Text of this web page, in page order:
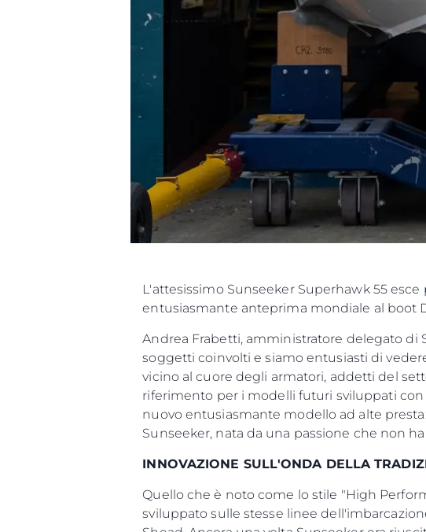
L'attesissimo Sunseeker Superhawk 55
entusiasmante anteprima mondiale al boot
Andrea Frabetti, amministratore delegato di
soggetti coinvolti e siamo entusiasti di
vicino al cuore degli armatori, addetti del
riferimento per i modelli futuri sviluppati
nuovo entusiasmante modello ad alte
Sunseeker, nata da una passione che non
INNOVAZIONE SULL'ONDA DELLA
Quello che è noto come lo stile "High
sviluppato sulle stesse linee
Informazioni
Mappa Del Sito
Contatti
Cookies